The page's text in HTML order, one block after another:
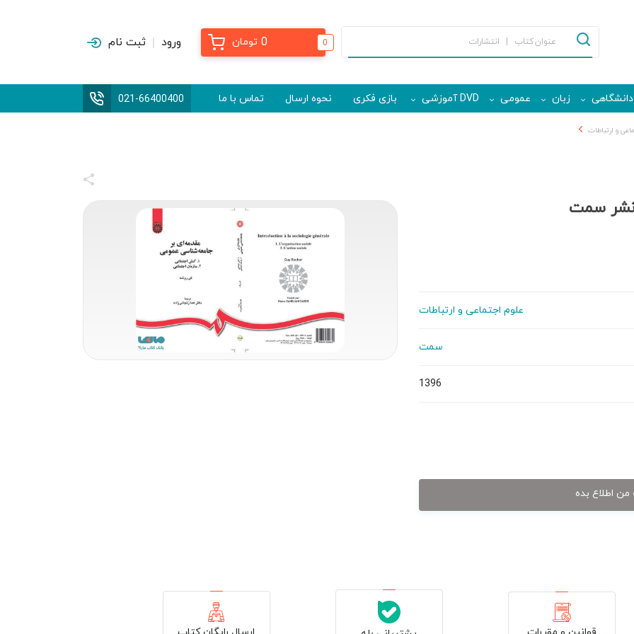
0
0 تومان ورود ثبت نام
دانشگاهی زبان عمومی DVD آموزشی بازی فکری نحوه ارسال تماس با ما 021-66400400
و ارتباطات
نشر سمت
علوم اجتماعی و ارتباطات
سمت
1396
اطلاع بده